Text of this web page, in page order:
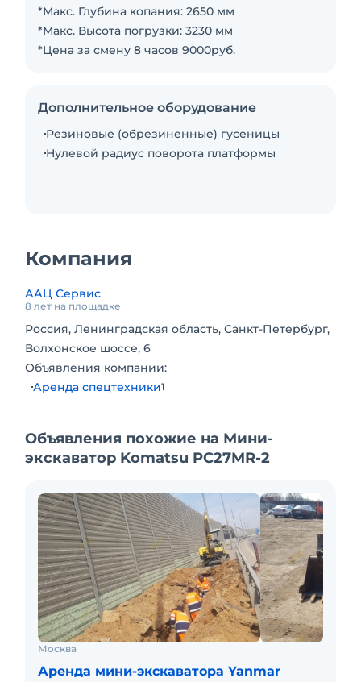
*Макс. Глубина копания: 2650 мм
*Макс. Высота погрузки: 3230 мм
*Цена за смену 8 часов 9000руб.
Дополнительное оборудование
Резиновые (обрезиненные) гусеницы
Нулевой радиус поворота платформы
Компания
ААЦ Сервис
8 лет на площадке
Россия, Ленинградская область, Санкт-Петербург,
Волхонское шоссе, 6
Объявления компании:
Аренда спецтехники1
Объявления похожие на Мини-
экскаватор Komatsu PC27MR-2
Москва
Аренда мини-экскаватора Yanmar